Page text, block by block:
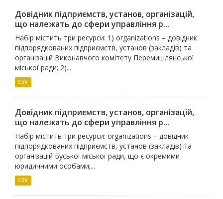
Довідник підприємств, установ, організацій,
що належать до сфери управління р...
Набір містить три ресурси: 1) organizations – довідник
підпорядкованих підприємств, установ (закладів) та
організацій Виконавчого комітету Перемишлянської
міської ради; 2)...
CSV
Довідник підприємств, установ, організацій,
що належать до сфери управління р...
Набір містить три ресурси: organizations – довідник
підпорядкованих підприємств, установ (закладів) та
організацій Буської міської ради, що є окремими
юридичними особами;...
CSV